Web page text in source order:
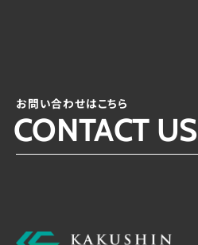
お問い合わせはこちら
CONTACT US